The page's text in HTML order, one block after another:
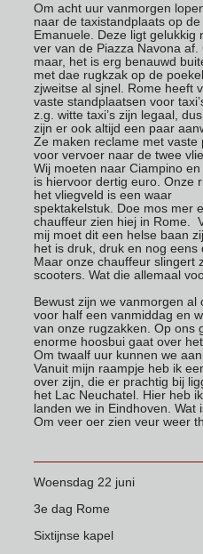
Om acht uur vanmorgen
naar de taxistandplaats op
Emanuele. Deze ligt gelukkig
ver van de Piazza Navona af.
maar, het is erg benauwd
met dae rugkzak op de
zjweitse al sjnel. Rome heeft
vaste standplaatsen voor
z.g. witte taxi’s zijn legaal,
zijn er ook altijd een paar
Ze maken reclame met vaste
voor vervoer naar de twee
Wij moeten naar Ciampino
is hiervoor dertig euro. Onze
het vliegveld is een waar
spektakelstuk. Doe mos mer
chauffeur zien hiej in Rome.
mij moet dit een helse baan
het is druk, druk en nog eens
Maar onze chauffeur slingert
scooters. Wat die allemaal
Bewust zijn we vanmorgen
voor half een vanmiddag en
van onze rugzakken. Op ons
enorme hoosbui gaat over
Om twaalf uur kunnen we
Vanuit mijn raampje heb ik
over zijn, die er prachtig bij
het Lac Neuchatel. Hier heb
landen we in Eindhoven.
Om veer oer zien veur weer
Woensdag 22 juni
3e dag Rome
Sixtijnse kapel